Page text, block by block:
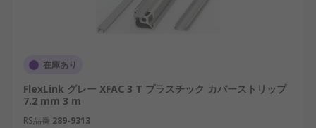
在庫あり
FlexLink グレー XFAC 3 T プラスチック カバーストリップ
7.2 mm 3 m
RS品番 289-9313